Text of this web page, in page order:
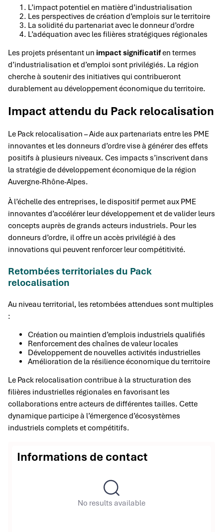
L’impact potentiel en matière d’industrialisation
Les perspectives de création d’emplois sur le territoire
La solidité du partenariat avec le donneur d’ordre
L’adéquation avec les filières stratégiques régionales
Les projets présentant un impact significatifen termes
d’industrialisation et d’emploi sont privilégiés. La région
cherche à soutenir des initiatives qui contribueront
durablement au développement économique du territoire.
Impact attendu du Pack relocalisation
Le Pack relocalisation – Aide aux partenariats entre les PME
innovantes et les donneurs d’ordre vise à générer des effets
positifs à plusieurs niveaux. Ces impacts s’inscrivent dans
la stratégie de développement économique de la région
Auvergne-Rhône-Alpes.
À l’échelle des entreprises, le dispositif permet aux PME
innovantes d’accélérer leur développement et de valider leurs
concepts auprès de grands acteurs industriels. Pour les
donneurs d’ordre, il offre un accès privilégié à des
innovations qui peuvent renforcer leur compétitivité.
Retombées territoriales du Pack
relocalisation
Au niveau territorial, les retombées attendues sont multiples
:
Création ou maintien d’emplois industriels qualifiés
Renforcement des chaînes de valeur locales
Développement de nouvelles activités industrielles
Amélioration de la résilience économique du territoire
Le Pack relocalisation contribue à la structuration des
filières industrielles régionales en favorisant les
collaborations entre acteurs de différentes tailles. Cette
dynamique participe à l’émergence d’écosystèmes
industriels complets et compétitifs.
Informations de contact
No results available